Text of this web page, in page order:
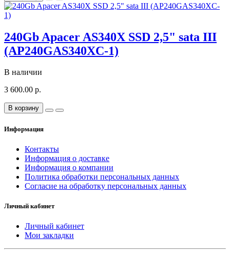
240Gb Apacer AS340X SSD 2,5" sata III
(AP240GAS340XC-1)
В наличии
3 600.00 р.
В корзину
Информация
Контакты
Информация о доставке
Информация о компании
Политика обработки персональных данных
Согласие на обработку персональных данных
Личный кабинет
Личный кабинет
Мои закладки